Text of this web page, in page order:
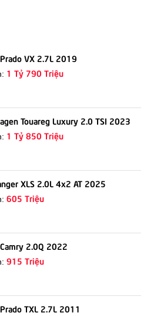
VX 2.7L 2019
1 Tỷ 790 Triệu
Touareg Luxury 2.0 TSI 2023
1 Tỷ 850 Triệu
XLS 2.0L 4x2 AT 2025
605 Triệu
2.0Q 2022
915 Triệu
TXL 2.7L 2011